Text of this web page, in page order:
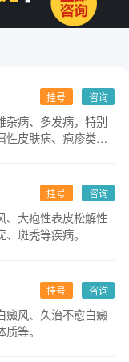
咨询
挂号
杂病、多发病，特别
性皮肤病、疱疹类皮
咨询
挂号
、大疱性表皮松解性
斑秃等疾病。
咨询
挂号
癜风、久治不愈白癜
等。